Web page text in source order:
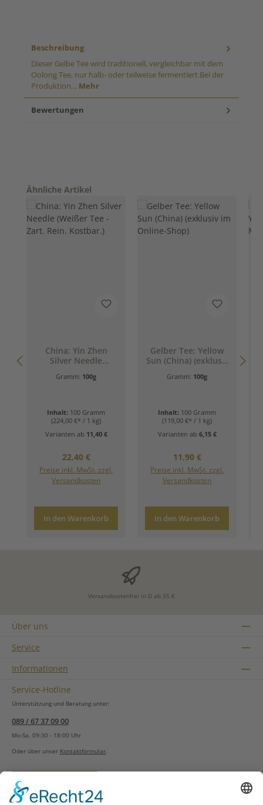
Beschreibung
Dieser Gelbe Tee wird traditionell, vergleichbar mit dem
Oolong Tee, nur halb- oder teilweise fermentiert.Bei der
Produktion… Mehr
Bewertungen
Produktgalerie überspringen
Ähnliche Artikel
China: Yin Zhen
Silver Needle
Rein. Kostbar.)
Gramm: 100g
Inhalt: 100 Gramm
(224,00 €* / 1 kg)
Varianten ab 11,40 €
Regulärer Preis:
22,40 €
Preise inkl. MwSt. zzgl.
Versandkosten
In den Warenkorb
Gelber Tee: Yellow
Sun (China) (exklusiv
Gramm: 100g
Inhalt: 100 Gramm
(119,00 €* / 1 kg)
Varianten ab 6,15 €
Regulärer Preis:
11,90 €
Preise inkl. MwSt. zzgl.
Versandkosten
In den Warenkorb
Versandkostenfrei in D ab 35 €
Über uns
Service
Informationen
Service-Hotline
Unterstützung und Beratung unter:
089 / 67 37 09 00
Mo-Sa, 09:30 - 18:00 Uhr
Oder über unser Kontaktformular.
Vertrag widerrufen